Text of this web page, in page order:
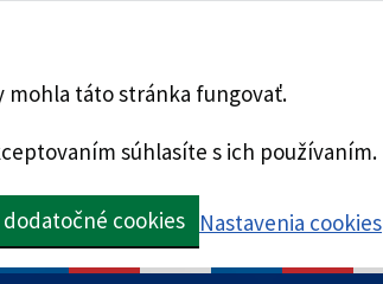
mohla táto stránka fungovať.
súhlasíte s ich používaním.
cookies Nastavenia cookies